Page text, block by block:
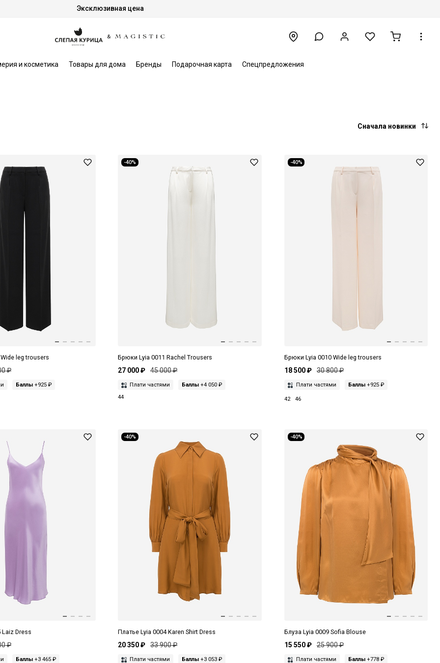
Эксклюзивная цена
и косметика Товары для дома Бренды Подарочная карта Спецпредложения
Сначала новинки
leg trousers
₽
Баллы +925 ₽
-40%
Брюки Lyia 0011 Rachel Trousers
27 000 ₽ 45 000 ₽
Плати частями Баллы +4 050 ₽
44
-40%
Брюки Lyia 0010 Wide leg trousers
18 500 ₽ 30 800 ₽
Плати частями Баллы+925 ₽
42 46
Laiz Dress
₽
Баллы +3 465 ₽
-40%
Платье Lyia 0004 Karen Shirt Dress
20 350 ₽ 33 900 ₽
Плати частями Баллы +3 053 ₽
-40%
Блуза Lyia 0009 Sofia Blouse
15 550 ₽ 25 900 ₽
Плати частями Баллы+778 ₽